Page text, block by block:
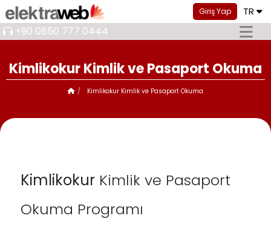
Giriş Yap TR
+90 0850 777 0444
Kimlikokur Kimlik ve Pasaport Okuma
Kimlikokur Kimlik ve Pasaport Okuma
Kimlikokur Kimlik ve Pasaport
Okuma Programı